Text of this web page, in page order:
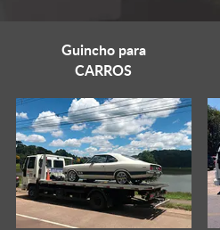
Guincho para
CARROS